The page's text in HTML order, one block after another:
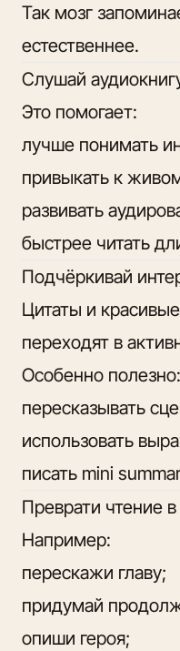
Так мозг
естественнее.
Слушай
Это помогает:
лучше понимать
привыкать к
развивать
быстрее читать
Подчёркивай
Цитаты и
переходят в
Особенно полезно:
пересказывать
использовать
писать mini
Преврати чтение
Например:
перескажи главу;
придумай
опиши героя;